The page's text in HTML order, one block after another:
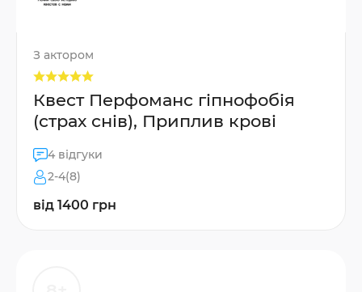
З актором
Квест Перфоманс гіпнофобія
(страх снів), Приплив крові
4 відгуки
2-4(8)
від 1400 грн